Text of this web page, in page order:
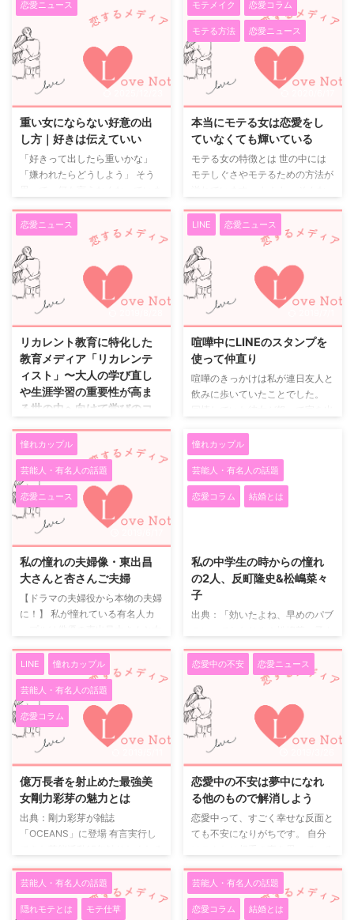
恋愛ニュース
重い女にならない好意の出
し方｜好きは伝えていい
「好きって出したら重いかな」
「嫌われたらどうしよう」 そう
「量」 好意そのものが重いわけ
ではありません。 重くなるの
は、 ・頻度が多すぎる ・感情を
詰め込みすぎる ・見返りを求め
すぎる この3つです。 軽くてち
ょうどいい好意の出し方 「〇〇
君と話すの好きだな」 「また話
いうとこ、いいよね」 「好き」
よりも、 「一緒にいて心地い
い」 を伝えるのがコツです。 好
意は「置いておく」くらいがいい
モテメイク 恋愛コラム
モテる方法 恋愛ニュース
本当にモテる女は恋愛をし
ていなくても輝いている
モテる女の特徴とは 世の中には
モテしぐさやモテるための方法が
女は存在します。 目立っている
わけでは無いけれど、モテる女の
特徴をご紹介します。 恋愛だけ
に幸せを頼っていない 恋愛が全
てで、失恋したら生活の全てが崩
れてしまう女性っていますが、そ
のような女性は男性からすると重
す。 モテる女は仕事や趣味を毎
日楽しんでいて、1人でいても幸
せです。 自立しているからこそ
輝いて見え、モテしぐさなどは無
恋愛ニュース
リカレント教育に特化した
教育メディア「リカレンテ
ィスト」〜大人の学び直し
や生涯学習の重要性が高ま
る世の中へ向けて学びのコ
リカレンティスト
（https://recurrentist.info/）は、
「リカレント教育」についてのバ
ーティカルメディア（特化型メデ
ィア）です。 2018年末のオープ
ン以来、大人の学び直し、通信制
院、専門職大学、資格取得、生涯
学習など学びを通したスキルアッ
プに関心のある多くのユーザーに
ご利用いただいております。
「リカレント教育」を一言で言う
と「学び直し」のことです。 社
会に出た後も、必要に応じて教育
機関に戻り、新たな知識や教養を
身につけ、また社会へと戻ってい
く。 この循環 ...
LINE 恋愛ニュース
喧嘩中にLINEのスタンプを
使って仲直り
喧嘩のきっかけは私が連日友人と
飲みに歩いていたことでした。
合って2年が経っており、なあな
あ担っていたのでしょう。 あと
で思えばまともなデートはここ1
年記憶になく、記念日に既成事実
づくりのようにやっていた程度で
かったから謝る。 今後はどのよ
うにする、などとまるで仕事で謝
罪するときのような内容でLINE
を送り続けました。 しかしあま
憧れカップル
芸能人・有名人の話題
恋愛ニュース
私の憧れの夫婦像・東出昌
大さんと杏さんご夫婦
【ドラマの夫婦役から本物の夫婦
に！】 私が憧れている有名人カ
年に放送されたNHK朝の連続テ
レビ小説『ごちそうさん』におい
て夫婦役で共演しました。 そし
て、2015年に実生活でも結婚さ
れたのです。 【毎日欠かさず観
ていた朝ドラ『ごちそうさん』】
私は朝ドラ『ごちそうさん』を毎
朝ドラを観ていた当時、私は第二
子を出産しました。 ドラマの中
で最初は居候中の大学生とその居
候先の娘だった東出さんと杏さ
憧れカップル
芸能人・有名人の話題
恋愛コラム 結婚とは
私の中学生の時からの憧れ
の2人、反町隆史&松嶋菜々
子
出典：「効いたよね、早めのパブ
族の愛情を描いたスペシャルムー
ビーを公開 パブロン発売 90周年
記念ムービー「家族のかぜと向き
合って90年」 出典：右京＆冠城
になれるファッションコーデやあ
の人達の対談も！ 『オフィシャ
ルガイドブック 相棒-劇場版IV-首
命係 最後の決断 ＆ シーズン
14・15』本日発売 ドラマの
GTO！ 私はドラマのGTOを見て
いました。 主演の反町隆史さん
美人でスタ ...
LINE 憧れカップル
芸能人・有名人の話題
恋愛コラム
億万長者を射止めた最強美
女剛力彩芽の魅力とは
出典：剛力彩芽が雑誌
「OCEANS」に登場 有言実行し
ズ」で語る仕事とプライベート
超大物カップルといえば 最近世
間を賑わせている超大物カップル
恋愛中の不安 恋愛ニュース
恋愛中の不安は夢中になれ
る他のもので解消しよう
恋愛中って、すごく幸せな反面と
ても不安になりがちです。 自分
いのでちょっとした事で不安にな
ってしまうんですね。 でも、そ
んなに相手の気持ちばかり気にし
芸能人・有名人の話題
隠れモテとは モテ仕草
芸能人・有名人の話題
恋愛コラム 結婚とは